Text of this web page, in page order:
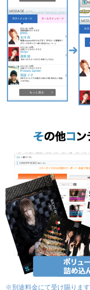
※別途料金にて受け賜ります